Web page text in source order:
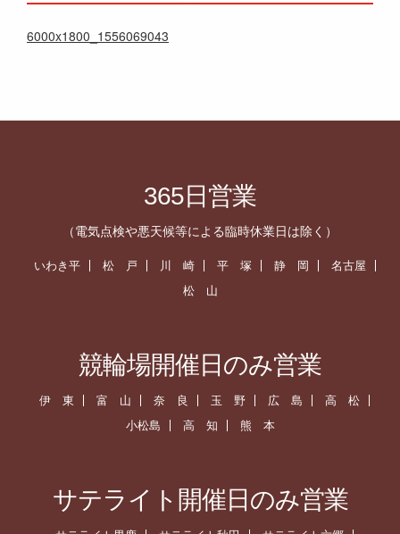
6000x1800_1556069043
365日営業
（電気点検や悪天候等による臨時休業日は除く）
いわき平 松 戸 川 崎 平 塚 静 岡
名古屋
松 山
競輪場開催日のみ営業
伊 東 富 山 奈 良 玉 野 広 島
高 松
小松島
高 知 熊 本
サテライト開催日のみ営業